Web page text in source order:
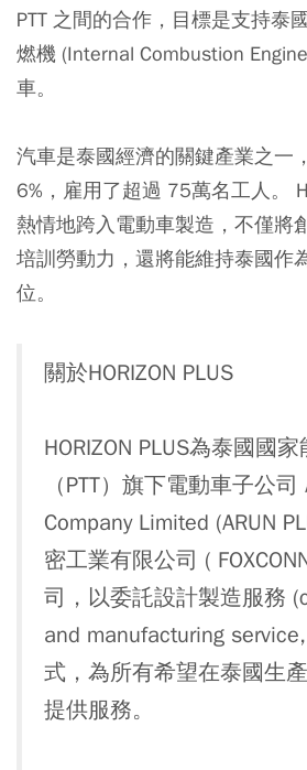
PTT 之間的合作，目標是支持泰
燃機 (Internal Combustion
車。
汽車是泰國經濟的關鍵產業之一
6%，雇用了超過 75萬名工人。
熱情地跨入電動車製造，不僅將
培訓勞動力，還將能維持泰國作
位。
關於HORIZON PLUS
HORIZON PLUS為泰國國
（PTT）旗下電動車子公
Company Limited (ARUN
密工業有限公司 (
司，以委託設計製造服務
and manufacturing
式，為所有希望在泰國生
提供服務。